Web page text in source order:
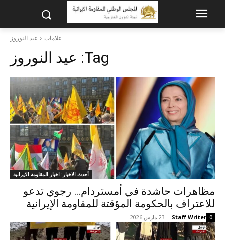
علامات عيد النوروز
Tag: عيد النوروز
أحدث الاخبار: اخبار المقاومة الايرانية
مظاهرات حاشدة في أمستردام… رجوي تدعو
للاعتراف بالحكومة المؤقتة للمقاومة الإيرانية
Staff Writer
- 23 مارس 2026 0